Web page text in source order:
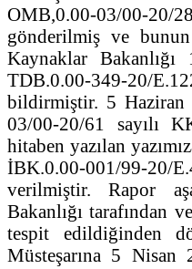
OMB,0.00-03/00-20/
gönderilmiş ve
Kaynaklar
TDB.0.00-349-20/
bildirmiştir. 5
03/00-20/61 sayılı
hitaben yazılan
İBK.0.00-001/99-20/
verilmiştir. Rapor
Bakanlığı tarafından
tespit edildiğinden
Müsteşarına 5